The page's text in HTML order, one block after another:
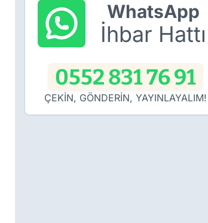
WhatsApp
İhbar Hattı
0552 831 76 91
ÇEKİN, GÖNDERİN, YAYINLAYALIM!